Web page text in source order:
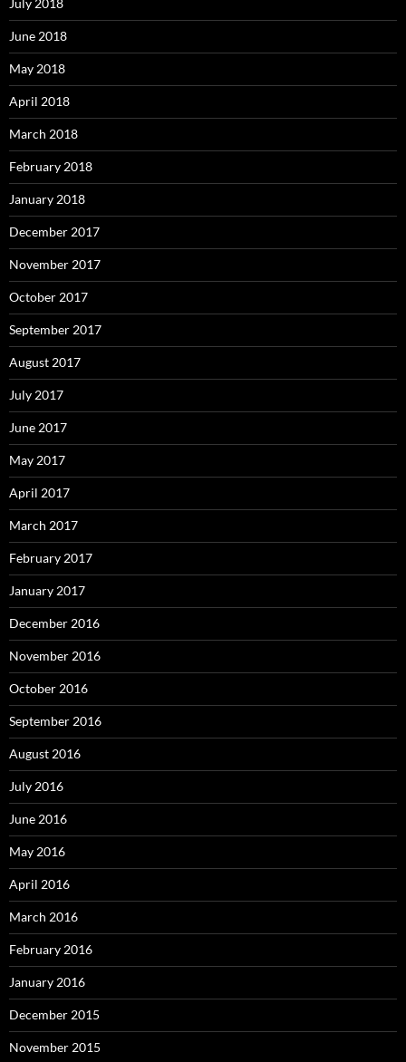
June 2018
May 2018
April 2018
March 2018
February 2018
January 2018
December 2017
November 2017
October 2017
September 2017
August 2017
July 2017
June 2017
May 2017
April 2017
March 2017
February 2017
January 2017
December 2016
November 2016
October 2016
September 2016
August 2016
July 2016
June 2016
May 2016
April 2016
March 2016
February 2016
January 2016
December 2015
November 2015